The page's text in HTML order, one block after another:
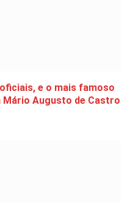
e o mais famoso
Augusto de Castro